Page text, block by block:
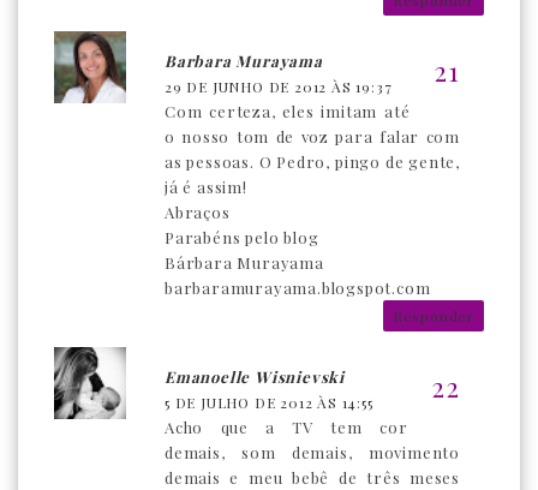
Barbara Murayama
29 DE JUNHO DE 2012 ÀS 19:37
Com certeza, eles imitam até
o nosso tom de voz para falar com
as pessoas. O Pedro, pingo de gente,
já é assim!
Abraços
Parabéns pelo blog
Bárbara Murayama
barbaramurayama.blogspot.com
Responder
Emanoelle Wisnievski
5 DE JULHO DE 2012 ÀS 14:55
Acho que a TV tem cor
demais, som demais, movimento
demais e meu bebê de três meses